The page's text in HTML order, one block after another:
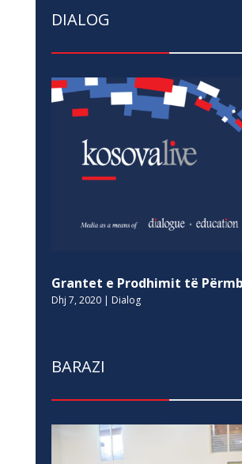
DIALOG
Grantet e Prodhimit të
Dhj 7, 2020| Dialog
BARAZI